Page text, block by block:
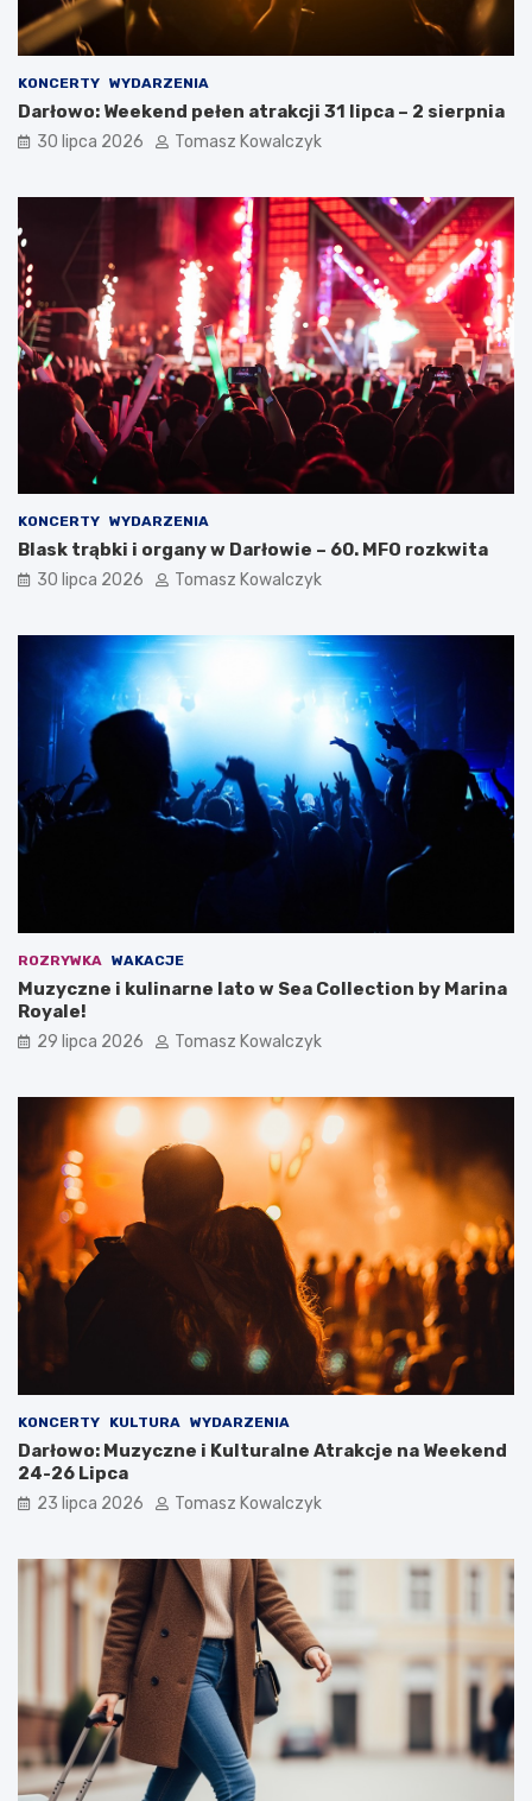
KONCERTY WYDARZENIA
Darłowo: Weekend pełen atrakcji 31 lipca – 2 sierpnia
30 lipca 2026 Tomasz Kowalczyk
KONCERTY WYDARZENIA
Blask trąbki i organy w Darłowie – 60. MFO rozkwita
30 lipca 2026 Tomasz Kowalczyk
ROZRYWKA WAKACJE
Muzyczne i kulinarne lato w Sea Collection by Marina
Royale!
29 lipca 2026 Tomasz Kowalczyk
KONCERTY KULTURA WYDARZENIA
Darłowo: Muzyczne i Kulturalne Atrakcje na Weekend
24-26 Lipca
23 lipca 2026 Tomasz Kowalczyk